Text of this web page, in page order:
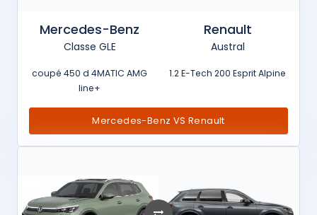
Mercedes-Benz
Classe GLE
coupé 450 d 4MATIC AMG
line+
Renault
Austral
1.2 E-Tech 200 Esprit Alpine
Mercedes-Benz VS Renault